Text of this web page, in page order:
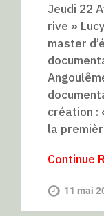
Jeudi 22
rive »
master
création :
la
Continue
11 mai